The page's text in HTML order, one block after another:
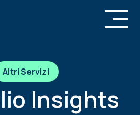
Altri Servizi
Insights